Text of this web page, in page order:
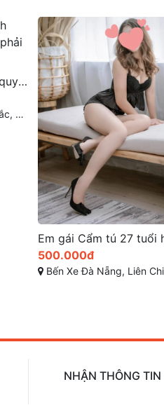
500.000đ
Mỹ Khê 2, Phước Mỹ, Sơn Trà, Đà
NHẬN THÔNG